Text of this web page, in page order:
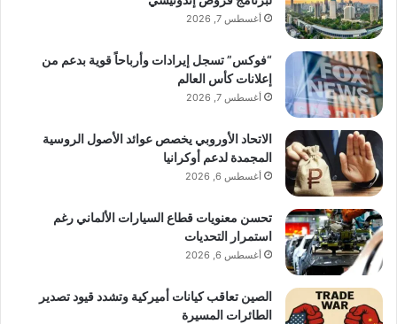
أغسطس 7, 2026
“فوكس” تسجل إيرادات وأرباحاً قوية بدعم من
إعلانات كأس العالم
أغسطس 7, 2026
الاتحاد الأوروبي يخصص عوائد الأصول الروسية
المجمدة لدعم أوكرانيا
أغسطس 6, 2026
تحسن معنويات قطاع السيارات الألماني رغم
استمرار التحديات
أغسطس 6, 2026
الصين تعاقب كيانات أميركية وتشدد قيود تصدير
الطائرات المسيرة